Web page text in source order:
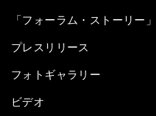
「フォーラム・ストーリー」
プレスリリース
フォトギャラリー
ビデオ